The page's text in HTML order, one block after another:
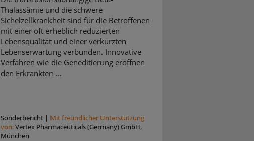
Thalassämie und die schwere
Sichelzellkrankheit sind für die Betroffenen
mit einer oft erheblich reduzierten
Lebensqualität und einer verkürzten
Lebenserwartung verbunden. Innovative
Verfahren wie die Geneditierung eröffnen
den Erkrankten ...
Sonderbericht| Mit freundlicher Unterstützung
von:Vertex Pharmaceuticals (Germany) GmbH,
München